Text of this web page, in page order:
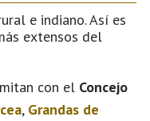
e indiano. Así es
extensos del
con el Concejo
, Grandas de